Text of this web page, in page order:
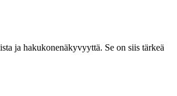
ja hakukonenäkyvyyttä. Se on siis tärkeä